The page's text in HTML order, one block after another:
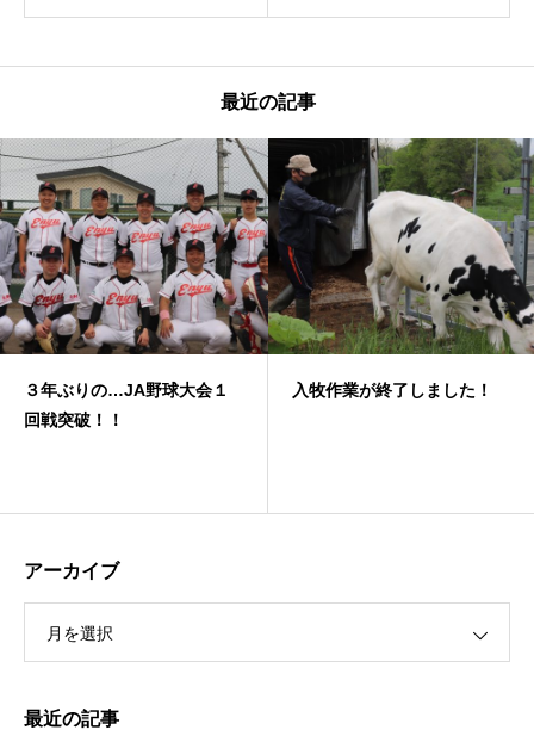
最近の記事
３年ぶりの…JA野球大会１
回戦突破！！
入牧作業が終了しました！
アーカイブ
月を選択
最近の記事